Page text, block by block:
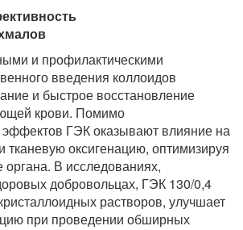
и профилактическими
введения коллоидов
и быстрое восстановление
крови. Помимо
эффектов ГЭК оказывают влияние на
тканевую оксигенацию, оптимизируя
В исследованиях,
добровольцах, ГЭК 130/0,4
растворов, улучшает
при проведении обширных